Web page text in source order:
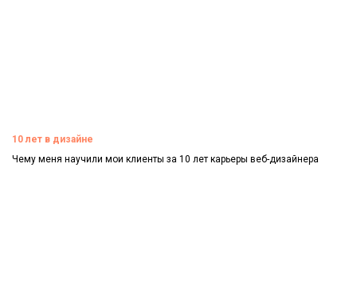
10 лет в дизайне
Чему меня научили мои клиенты за 10 лет карьеры веб-дизайнера